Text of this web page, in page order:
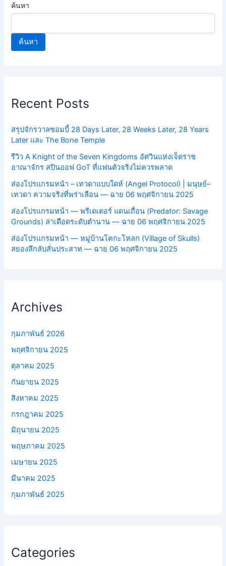
ค้นหา
ค้นหา
Recent Posts
สรุปจักรวาลซอมบี้ 28 Days Later, 28 Weeks Later, 28 Years
Later และ The Bone Temple
รีวิว A Knight of the Seven Kingdoms อัศวินแห่งเจ็ดราช
อาณาจักร สปินออฟ GoT ที่แฟนตัวจริงไม่ควรพลาด
ส่องโปรแกรมหน้า – เทวดาแบบใดห์ (Angel Protocol) | มนุษย์–
เทวดา ความจริงที่พร่าเลือน — ฉาย 06 พฤศจิกายน 2025
ส่องโปรแกรมหน้า — พรีเดเตอร์ แดนเถื่อน (Predator: Savage
Grounds) ล่าเดือดระดับตำนาน — ฉาย 06 พฤศจิกายน 2025
ส่องโปรแกรมหน้า — หมู่บ้านโคกะโหลก (Village of Skulls)
สยองลึกลับสั่นประสาท — ฉาย 06 พฤศจิกายน 2025
Archives
กุมภาพันธ์ 2026
พฤศจิกายน 2025
ตุลาคม 2025
กันยายน 2025
สิงหาคม 2025
กรกฎาคม 2025
มิถุนายน 2025
พฤษภาคม 2025
เมษายน 2025
มีนาคม 2025
กุมภาพันธ์ 2025
Categories